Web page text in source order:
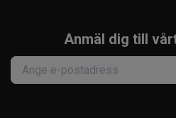
Anmäl dig till